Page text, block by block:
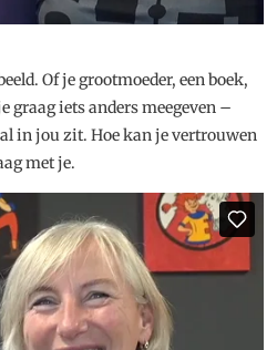
Of je grootmoeder, een boek,
graag iets anders meegeven –
in jou zit. Hoe kan je vertrouwen
met je.